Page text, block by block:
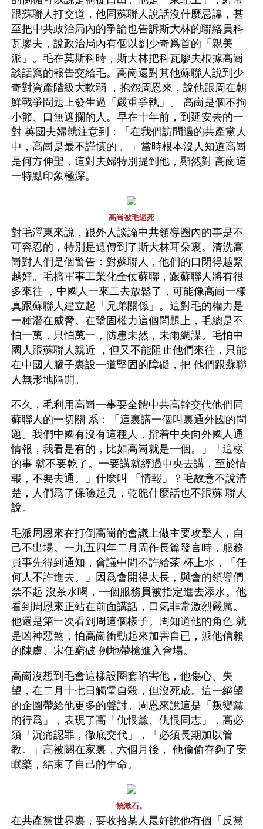
跟蘇聯人打交道，他同蘇聯人說話沒什麼忌諱，甚
至把中共政治局內的爭論也告訴斯大林的聯絡員科
瓦廖夫，說政治局內有個以劉少奇爲首的「親美
派」。毛在莫斯科時，斯大林把科瓦廖夫根據高崗
談話寫的報告交給毛。高崗還對其他蘇聯人說到少
奇對資產階級大軟弱 ，抱怨周恩來，說他跟周在朝
鮮戰爭問題上發生過「嚴重爭執」。 高崗是個不拘
小節、口無遮攔的人。早在十年前，到延安去的一
對 英國夫婦就注意到：「在我們訪問過的共產黨人
中，高崗是最不謹慎的 。」當時根本沒人知道高崗
是何方伸聖，這對夫婦特別提到他，顯然對 高崗這
一特點印象極深。
高崗被毛逼死
對毛澤東來說，跟外人談論中共領導圈內的事是不
可容忍的，特別是遺傳到了斯大林耳朵裏。清洗高
崗對人們是個警告：對蘇聯人，他們的口閉得越緊
越好。毛搞軍事工業化全仗蘇聯，跟蘇聯人將有很
多來往 ，中國人一來二去放鬆了，可能像高崗一樣
真跟蘇聯人建立起「兄弟關係」。這對毛的權力是
一種潛在威脅。在鞏固權力這個問題上，毛總是不
怕一萬，只怕萬一，防患未然，未雨綢謀。毛怕中
國人跟蘇聯人親近 ，但又不能阻止他們來往，只能
在中國人腦子裏設一道堅固的障礙，把 他們跟蘇聯
人無形地隔開。
不久，毛利用高崗一事要全體中共高幹交代他們同
蘇聯人的一切關 系：「這裏講一個叫裏通外國的問
題。我們中國有沒有這種人，揹着中央向外國人通
情報，我看是有的，比如高崗就是一個。」「這樣
的事 就不要乾了。一要講就經過中央去講，至於情
報，不要去通。」什麼叫 「情報」？毛故意不說清
楚，人們爲了保險起見，乾脆什麼話也不跟蘇 聯人
說。
毛派周恩來在打倒高崗的會議上做主要攻擊人，自
己不出場。一九五四年二月周作長篇發言時，服務
員事先得到通知，會議中間不許給茶 杯上水，「任
何人不許進去。」因爲會開得太長，與會的領導們
禁不起 沒茶水喝，一個服務員被指定進去添水。他
看到周恩來正站在前面講話，口氣非常激烈嚴厲。
他還是第一次看到周這個樣子。周知道他的角色 就
是凶神惡煞，怕高崗衝動起來加害自已，派他信賴
的陳盧、宋任窮破 例地帶槍進入會場。
高崗沒想到毛會這樣設圈套陷害他，他傷心、失
望，在二月十七日觸電自殺，但沒死成。這一絕望
的企圖帶給他更多的聲討。周恩來說這是「叛變黨
的行爲」，表現了高「仇恨黨、仇恨同志」，高必
須「沉痛認罪，徹底交代」，「必須長期加以管
教。」高被關在家裏，六個月後， 他偷偷存夠了安
眠藥，結束了自己的生命。
饒漱石。
在共產黨世界裏，要收拾某人最好說他有個「反黨